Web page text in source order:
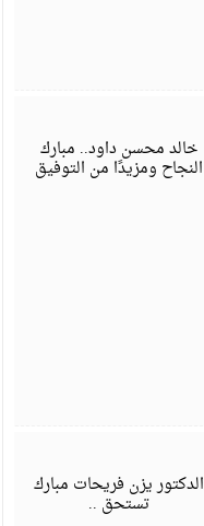
خالد محسن داود.. مبارك
النجاح ومزيدًا من التوفيق
الدكتور يزن فريحات مبارك
تستحق ..